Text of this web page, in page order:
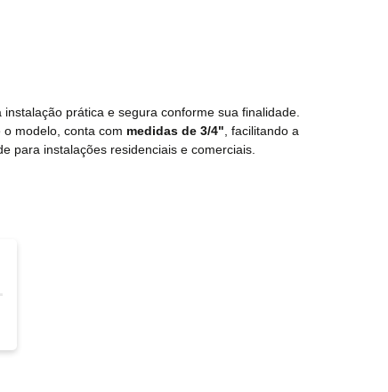
prática e segura conforme sua finalidade.
modelo, conta com medidas de 3/4" , facilitando a
para instalações residenciais e comerciais.